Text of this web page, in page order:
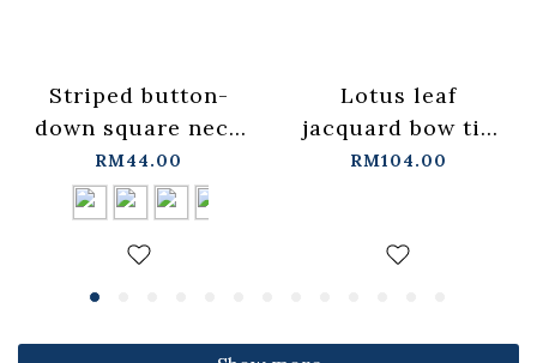
Striped button-
down square neck
bra top, available
in four
colors【01041964】
in stock+pre-order
RM44.00
Lotus leaf
jacquard bow tie
spaghetti strap
in stock+pre-order
RM104.00